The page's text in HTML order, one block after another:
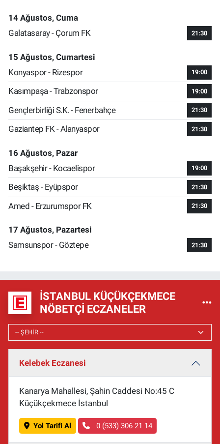
14 Ağustos, Cuma
Galatasaray - Çorum FK
21:30
15 Ağustos, Cumartesi
Konyaspor - Rizespor
19:00
Kasımpaşa - Trabzonspor 19:00
Gençlerbirliği S.K. - Fenerbahçe 21:30
Gaziantep FK - Alanyaspor 21:30
16 Ağustos, Pazar
Başakşehir - Kocaelispor
19:00
Beşiktaş - Eyüpspor 21:30
Amed - Erzurumspor FK 21:30
17 Ağustos, Pazartesi
Samsunspor - Göztepe
21:30
İSTANBUL KÜÇÜKÇEKMECE
NÖBETÇI ECZANELER
Kelebek Eczanesi
Kanarya Mahallesi, Şahin Caddesi No:45 C
Küçükçekmece İstanbul
Yol Tarifi Al 0 (533) 306 21 14